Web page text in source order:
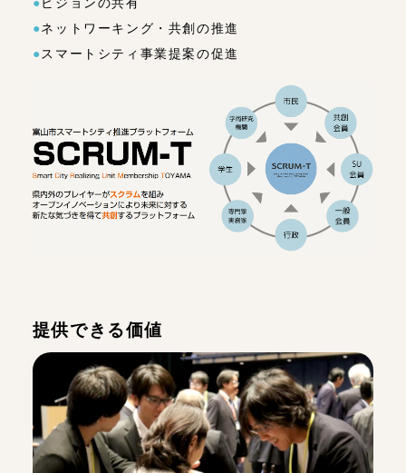
●ネットワーキング・共創の推進
●スマートシティ事業提案の促進
提供できる価値